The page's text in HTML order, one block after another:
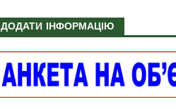
ДОДАТИ ІНФОРМАЦІЮ